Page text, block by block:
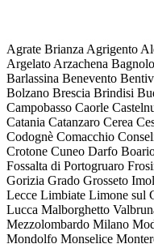
Agrate Brianza Agrigento
Argelato Arzachena
Barlassina Benevento
Bolzano Brescia Brindisi
Campobasso Caorle
Catania Catanzaro Cerea
Codognè Comacchio
Crotone Cuneo Darfo
Fossalta di Portogruaro
Gorizia Grado Grosseto
Lecce Limbiate Limone sul
Lucca Malborghetto
Mezzolombardo Milano
Mondolfo Monselice